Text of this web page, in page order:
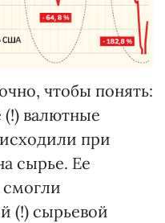
чтобы понять:
(!) валютные
при
сырье. Ее
(!) сырьевой